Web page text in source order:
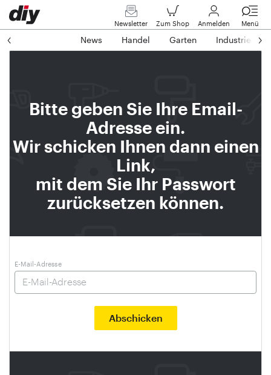
Newsletter Zum Shop Anmelden Menü
News Handel Garten Industrie
Bitte geben Sie Ihre Email-
Adresse ein.
Wir schicken Ihnen dann einen
Link,
mit dem Sie Ihr Passwort
zurücksetzen können.
E-Mail-Adresse